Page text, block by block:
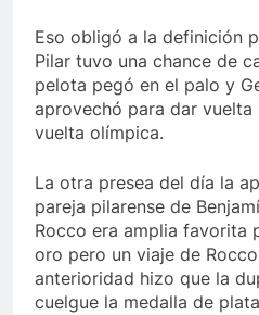
Eso obligó a la definición
Pilar tuvo una chance de
pelota pegó en el palo y
aprovechó para dar
vuelta olímpica.
La otra presea del día la
pareja pilarense de
Rocco era amplia favorita
oro pero un viaje de
anterioridad hizo que la
cuelgue la medalla de